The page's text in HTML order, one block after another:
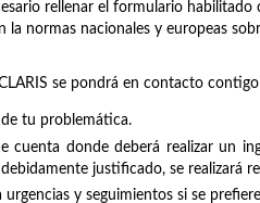
rellenar el formulario
normas nacionales y europeas
se pondrá en contacto
tu problemática.
cuenta donde deberá realizar un
justificado, se realizará
y seguimientos si se